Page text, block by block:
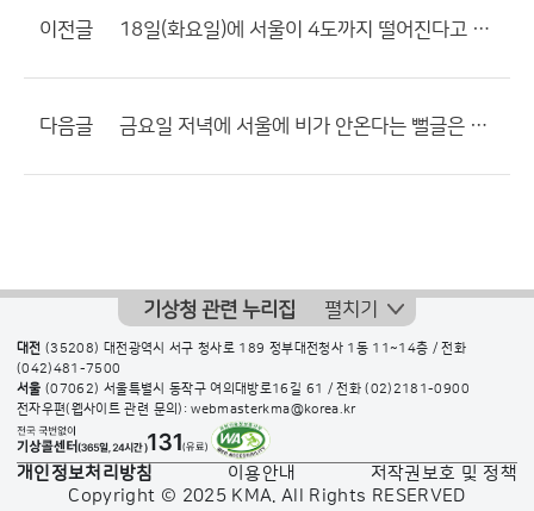
이전글 18일(화요일)에 서울이 4도까지 떨어진다고 하네요...
다음글 금요일 저녁에 서울에 비가 안온다는 뻘글은 이걸로 종결합시다.
기상청 관련 누리집 펼치기
대전 (35208) 대전광역시 서구 청사로 189 정부대전청사 1동 11~14층 / 전화
(042)481-7500
서울 (07062) 서울특별시 동작구 여의대방로16길 61 / 전화(02)2181-0900
전자우편(웹사이트 관련 문의): webmasterkma@korea.kr
개인정보처리방침 이용안내
저작권보호 및 정책
Copyright © 2025 KMA. All Rights RESERVED